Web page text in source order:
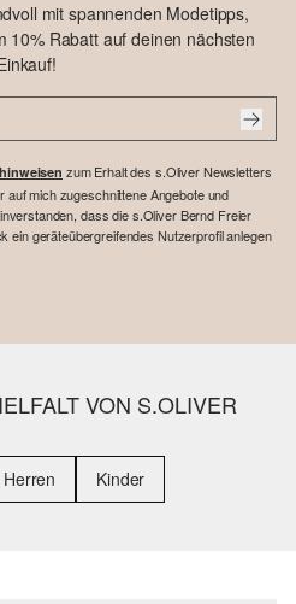
mit spannenden Modetipps,
10% Rabatt auf deinen nächsten
zum Erhalt des s.Oliver Newsletters
auf mich zugeschnittene Angebote und
dass die s.Oliver Bernd Freier
ein geräteübergreifendes Nutzerprofil anlegen
VON S.OLIVER
Herren Kinder